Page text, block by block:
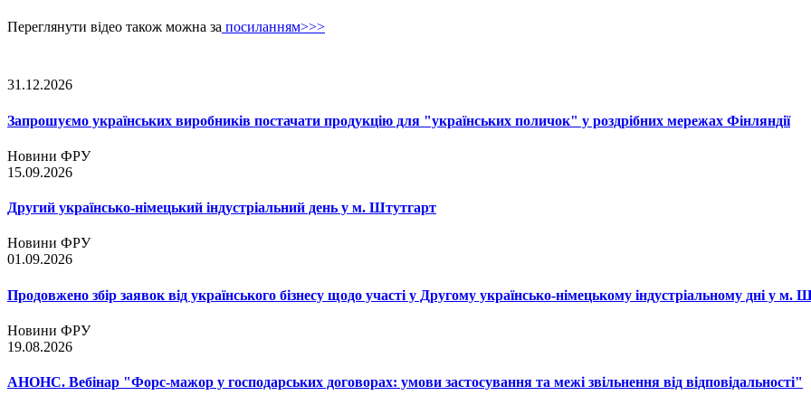
Переглянути відео також можна за посиланням>>>
31.12.2026
Запрошуємо українських виробників постачати продукцію для "українських поличок" у роздрібних мережах Фінляндії
Новини ФРУ
15.09.2026
Другий українсько-німецький індустріальний день у м. Штутгарт
Новини ФРУ
01.09.2026
Продовжено збір заявок від українського бізнесу щодо участі у Другому українсько-німецькому індустріальному дні у м.
Новини ФРУ
19.08.2026
АНОНС. Вебінар "Форс-мажор у господарських договорах: умови застосування та межі звільнення від відповідальності"